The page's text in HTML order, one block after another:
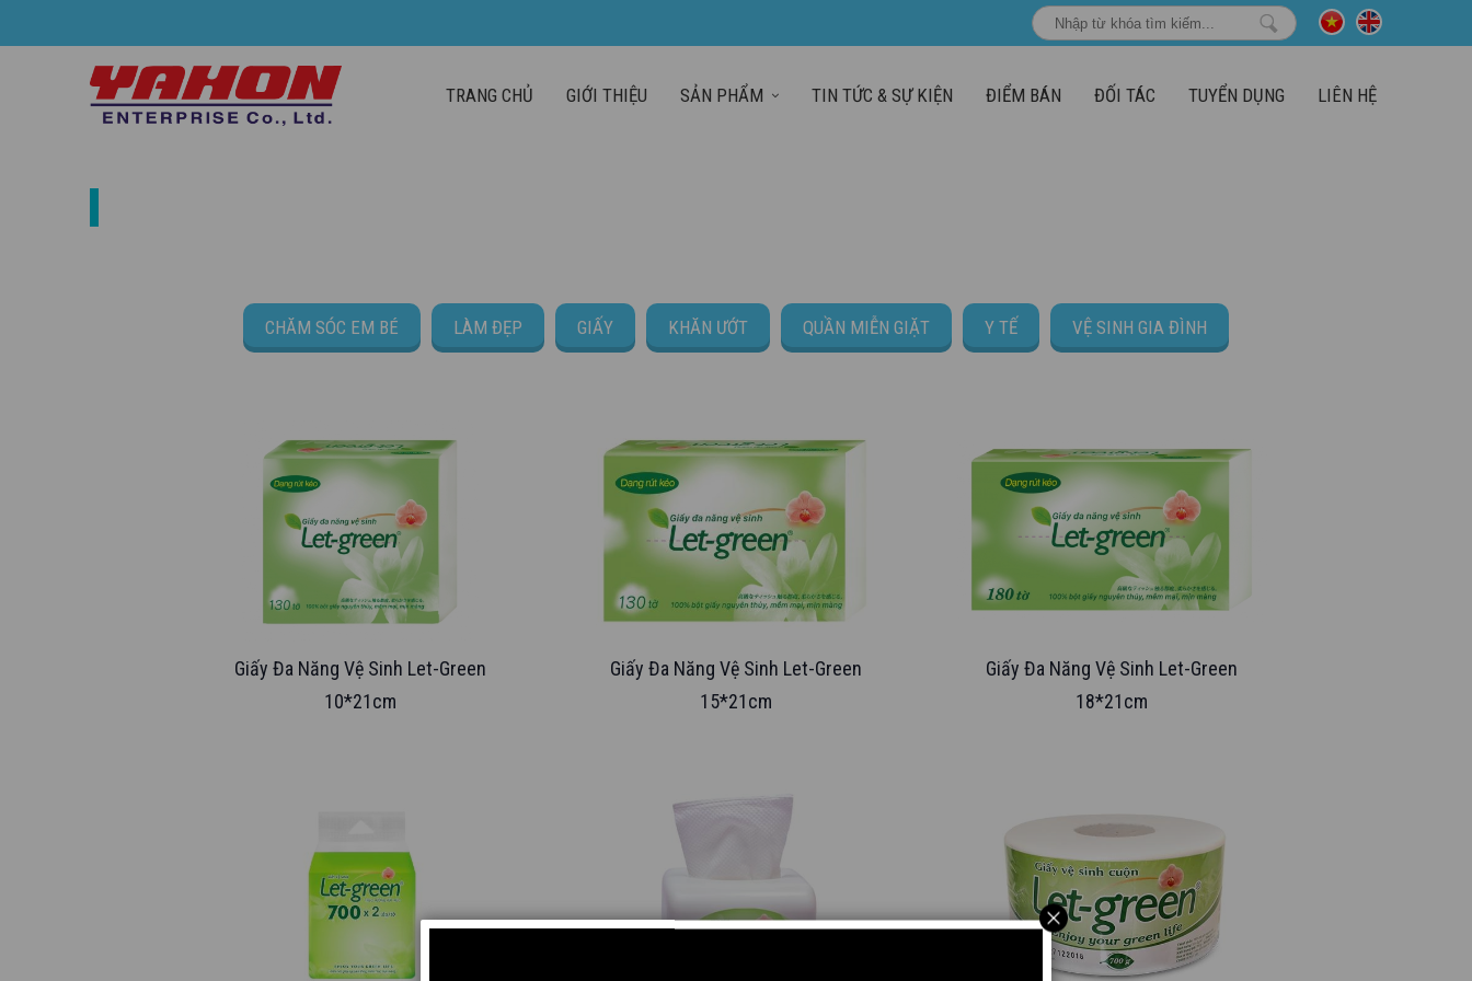
TRANG CHỦ GIỚI THIỆU SẢN PHẨM TIN TỨC & SỰ KIỆN ĐIỂM BÁN ĐỐI TÁC TUYỂN DỤNG LIÊN HỆ
CHĂM SÓC EM BÉ LÀM ĐẸP GIẤY KHĂN ƯỚT QUẦN MIỄN GIẶT Y TẾ VỆ SINH GIA ĐÌNH
Giấy Đa Năng Vệ Sinh Let-Green
10*21cm
Giấy Đa Năng Vệ Sinh Let-Green
15*21cm
Giấy Đa Năng Vệ Sinh Let-Green
18*21cm